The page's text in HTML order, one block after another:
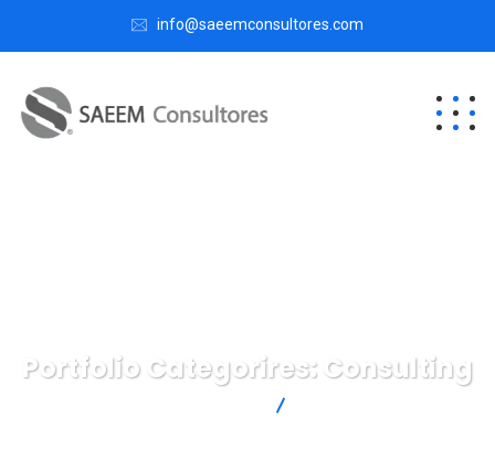
info@saeemconsultores.com
Portfolio Categorires: Consulting